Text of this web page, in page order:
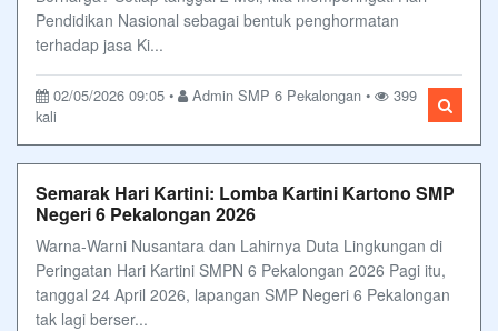
Pendidikan Nasional sebagai bentuk penghormatan
terhadap jasa Ki...
02/05/2026 09:05 • Admin SMP 6 Pekalongan •
399
kali
Semarak Hari Kartini: Lomba Kartini Kartono SMP
Negeri 6 Pekalongan 2026
Warna-Warni Nusantara dan Lahirnya Duta Lingkungan di
Peringatan Hari Kartini SMPN 6 Pekalongan 2026 Pagi itu,
tanggal 24 April 2026, lapangan SMP Negeri 6 Pekalongan
tak lagi berser...